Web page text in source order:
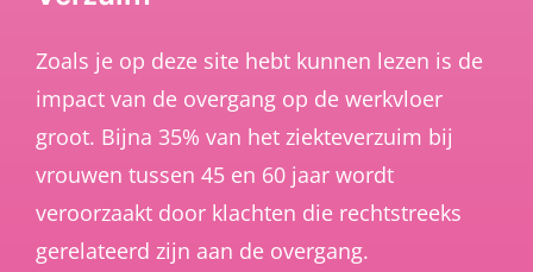
Zoals je op deze site hebt kunnen lezen is de
impact van de overgang op de werkvloer
groot. Bijna 35% van het ziekteverzuim bij
vrouwen tussen 45 en 60 jaar wordt
veroorzaakt door klachten die rechtstreeks
gerelateerd zijn aan de overgang.